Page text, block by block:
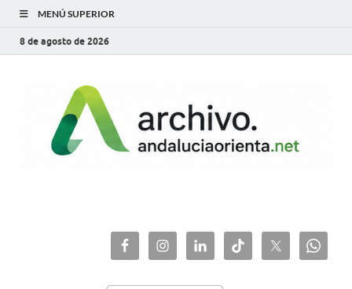
MENÚ SUPERIOR
8 de agosto de 2026